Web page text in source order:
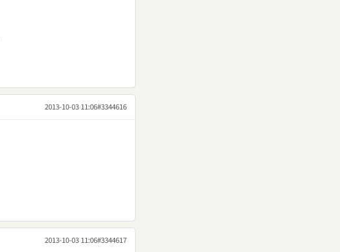
2013-10-03 11:06#3344616
2013-10-03 11:06#3344617